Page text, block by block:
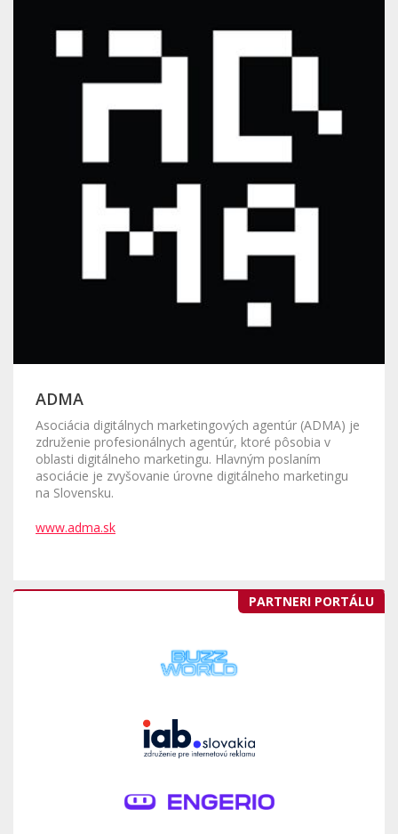
ADMA
Asociácia digitálnych marketingových agentúr (ADMA) je
združenie profesionálnych agentúr, ktoré pôsobia v
oblasti digitálneho marketingu. Hlavným poslaním
asociácie je zvyšovanie úrovne digitálneho marketingu
na Slovensku.
www.adma.sk
PARTNERI PORTÁLU